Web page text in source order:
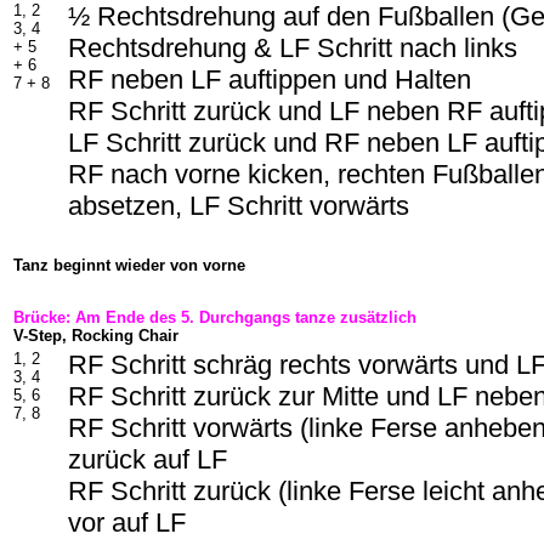
1, 2
3, 4
+ 5
+ 6
7 + 8
½ Rechtsdrehung auf den Fußballen
Rechtsdrehung & LF Schritt nach links
RF neben LF auftippen und Halten
RF Schritt zurück und LF neben RF
LF Schritt zurück und RF neben LF
RF nach vorne kicken, rechten
absetzen, LF Schritt vorwärts
Tanz beginnt wieder von vorne
Brücke: Am Ende des 5. Durchgangs tanze zusätzlich
V-Step, Rocking Chair
1, 2
3, 4
5, 6
7, 8
RF Schritt schräg rechts vorwärts und
RF Schritt zurück zur Mitte und LF
RF Schritt vorwärts (linke Ferse
zurück auf LF
RF Schritt zurück (linke Ferse leicht
vor auf LF